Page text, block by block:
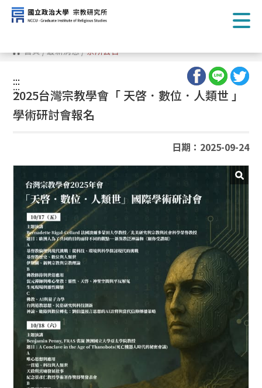
跳
到
主
容 首頁/最新消息/系所公告
:::
:::
2025台灣宗教學會「 天啓．數位．人類世 」
學術研討會報名
日期：2025-09-24